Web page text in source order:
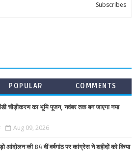
Subscribes
POPULAR COMMENTS
चौड़ीकरण का भूमि पूजन, नवंबर तक बन जाएगा नया
Aug 09, 2026
आंदोलन की 84 वीं वर्षगांठ पर कांग्रेस ने शहीदों को किया